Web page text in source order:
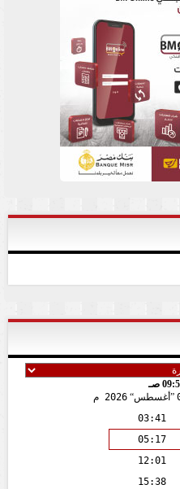
صـ
أغسطس 2026 م
03:41
05:17
12:01
15:38